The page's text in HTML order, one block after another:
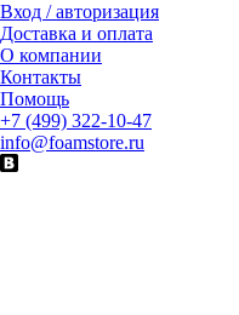
Вход / авторизация
Доставка и оплата
О компании
Контакты
Помощь
+7 (499) 322-10-47
info@foamstore.ru